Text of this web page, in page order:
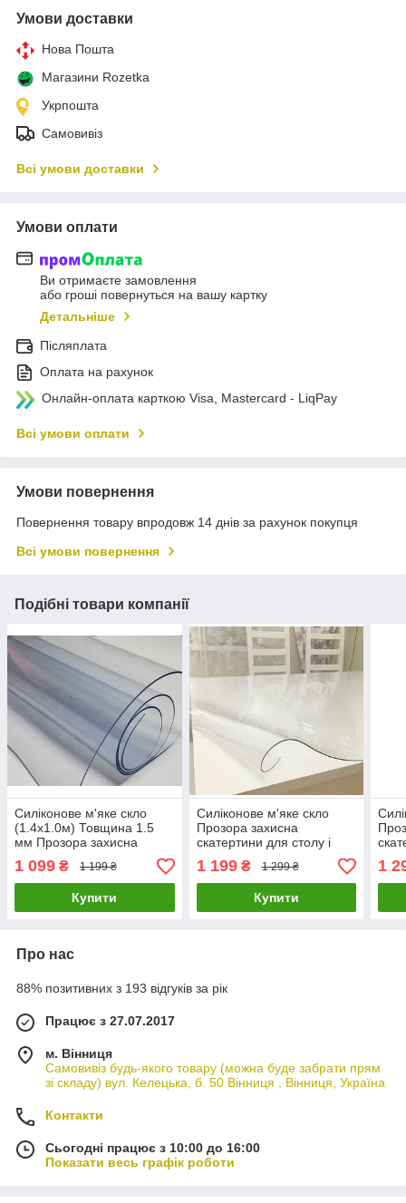
Умови доставки
Нова Пошта
Магазини Rozetka
Укрпошта
Самовивіз
Всі умови доставки
Умови оплати
Ви отримаєте замовлення
або гроші повернуться на вашу картку
Детальніше
Післяплата
Оплата на рахунок
Онлайн-оплата карткою Visa, Mastercard - LiqPay
Всі умови оплати
Умови повернення
Повернення товару впродовж 14 днів за рахунок покупця
Всі умови повернення
Подібні товари компанії
Силіконове м'яке скло
(1.4х1.0м) Товщина 1.5
мм Прозора захисна
скатертини для столу і
меблів Soft Glass
1 099 ₴ 1 199 ₴
Купити
Силіконове м'яке скло
Прозора захисна
скатертини для столу і
меблів Soft Glass
(1.5х1.0м) товщина 1.5 мм
1 199₴ 1 299 ₴
Купити
1
Про нас
88% позитивних з 193 відгуків за рік
Працює з 27.07.2017
м. Вінниця
Самовивіз будь-якого товару (можна буде забрати прям
зі складу) вул. Келецька, б. 50 Вінниця , Вінниця, Україна
Контакти
Сьогодні працює з 10:00 до 16:00
Показати весь графік роботи